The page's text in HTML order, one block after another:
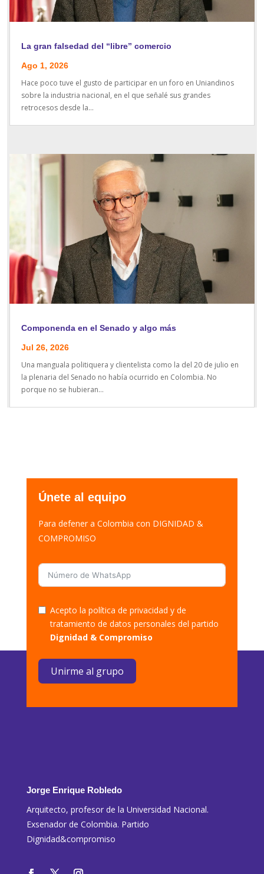
La gran falsedad del “libre” comercio
Ago 1, 2026
Hace poco tuve el gusto de participar en un foro en Uniandinos
sobre la industria nacional, en el que señalé sus grandes
retrocesos desde la...
Componenda en el Senado y algo más
Jul 26, 2026
Una manguala politiquera y clientelista como la del 20 de julio en
la plenaria del Senado no había ocurrido en Colombia. No
porque no se hubieran...
Únete al equipo
Para defener a Colombia con DIGNIDAD &
COMPROMISO
Acepto la política de privacidad y de
tratamiento de datos personales del partido
Dignidad & Compromiso
Unirme al grupo
Jorge Enrique Robledo
Arquitecto, profesor de la Universidad Nacional.
Exsenador de Colombia. Partido
Dignidad&compromiso